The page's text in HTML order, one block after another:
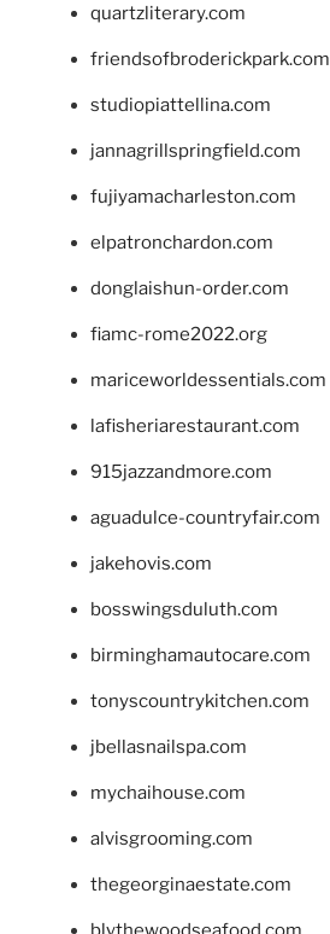
quartzliterary.com
friendsofbroderickpark.com
studiopiattellina.com
jannagrillspringfield.com
fujiyamacharleston.com
elpatronchardon.com
donglaishun-order.com
fiamc-rome2022.org
mariceworldessentials.com
lafisheriarestaurant.com
915jazzandmore.com
aguadulce-countryfair.com
jakehovis.com
bosswingsduluth.com
birminghamautocare.com
tonyscountrykitchen.com
jbellasnailspa.com
mychaihouse.com
alvisgrooming.com
thegeorginaestate.com